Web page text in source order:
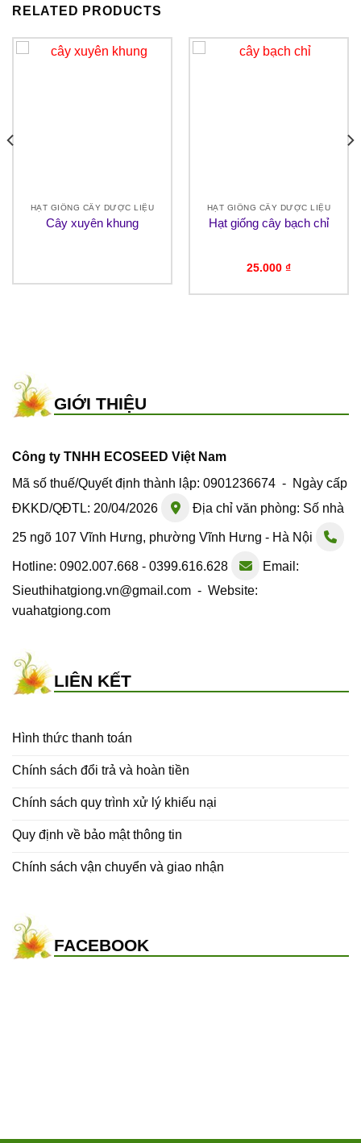
RELATED PRODUCTS
HẠT GIỐNG CÂY DƯỢC LIỆU
Cây xuyên khung
HẠT GIỐNG CÂY DƯỢC LIỆU
Hạt giống cây bạch chỉ
25.000 ₫
GIỚI THIỆU
Công ty TNHH ECOSEED Việt Nam
Mã số thuế/Quyết định thành lập: 0901236674 - Ngày cấp
ĐKKD/QĐTL: 20/04/2026
Địa chỉ văn phòng: Số nhà
25 ngõ 107 Vĩnh Hưng, phường Vĩnh Hưng - Hà Nội
Hotline: 0902.007.668 - 0399.616.628
Email:
Sieuthihatgiong.vn@gmail.com - Website:
vuahatgiong.com
LIÊN KẾT
Hình thức thanh toán
Chính sách đổi trả và hoàn tiền
Chính sách quy trình xử lý khiếu nại
Quy định về bảo mật thông tin
Chính sách vận chuyển và giao nhận
FACEBOOK